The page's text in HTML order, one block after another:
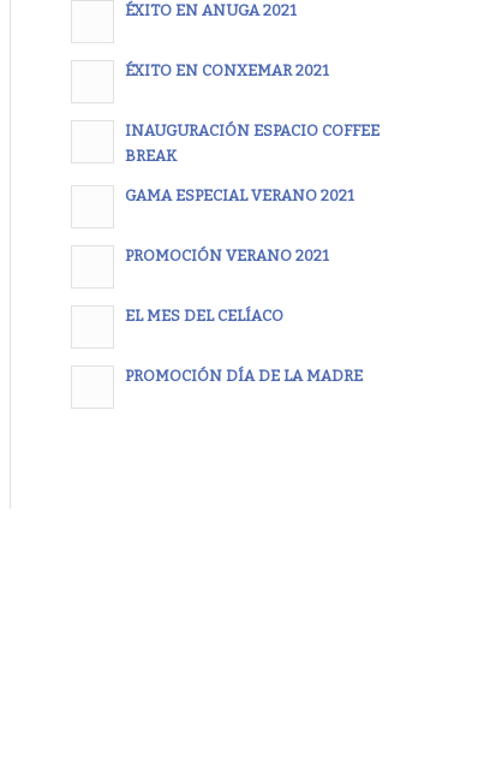
ÉXITO EN ANUGA 2021
ÉXITO EN CONXEMAR 2021
INAUGURACIÓN ESPACIO COFFEE
BREAK
GAMA ESPECIAL VERANO 2021
PROMOCIÓN VERANO 2021
EL MES DEL CELÍACO
PROMOCIÓN DÍA DE LA MADRE